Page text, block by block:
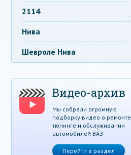
2114
Нива
Шевроле Нива
Видео-архив
Мы собрали огромную
подборку видео о ремонте,
тюнинге и обслуживании
автомобилей ВАЗ
Перейти в раздел